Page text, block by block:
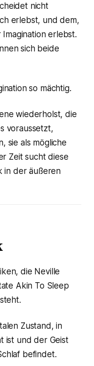
nicht
erlebst, und dem,
erlebst.
sich beide
so mächtig.
wiederholst, die
voraussetzt,
sie als mögliche
Zeit sucht diese
in der äußeren
die Neville
Akin To Sleep
Zustand, in
ist und der Geist
befindet.